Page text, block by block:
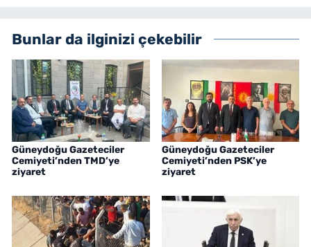
Bunlar da ilginizi çekebilir
Güneydoğu Gazeteciler
Cemiyeti’nden TMD’ye
ziyaret
Güneydoğu Gazeteciler
Cemiyeti’nden PSK’ye
ziyaret